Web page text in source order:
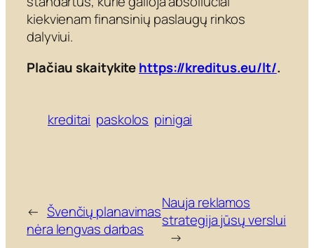
kiekvienam finansinių paslaugų rinkos
dalyviui.
Plačiau skaitykitehttps://kreditus.eu/lt/.
kreditai paskolos pinigai
← Švenčių planavimas
nėra lengvas darbas
Nauja reklamos
strategija jūsų verslui
→